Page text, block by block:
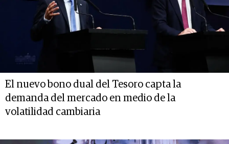
El nuevo bono dual del Tesoro capta la
demanda del mercado en medio de la
volatilidad cambiaria